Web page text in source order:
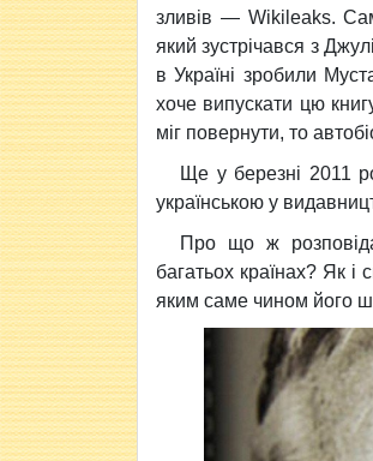
зливів — Wikileaks.
який зустрічався з
в Україні зробили
хоче випускати цю
міг повернути, то
Ще у березні 2011
українською у
Про що ж
багатьох країнах? Як
яким саме чином його